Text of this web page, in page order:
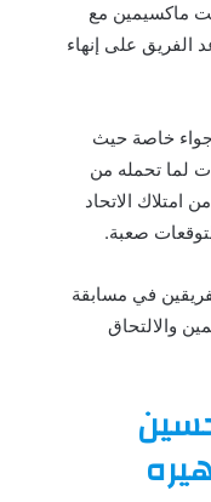
ماكسيمين مع
الفريق على إنهاء
خاصة حيث
لما تحمله من
امتلاك الاتحاد
صعبة.
في مسابقة
والالتحاق